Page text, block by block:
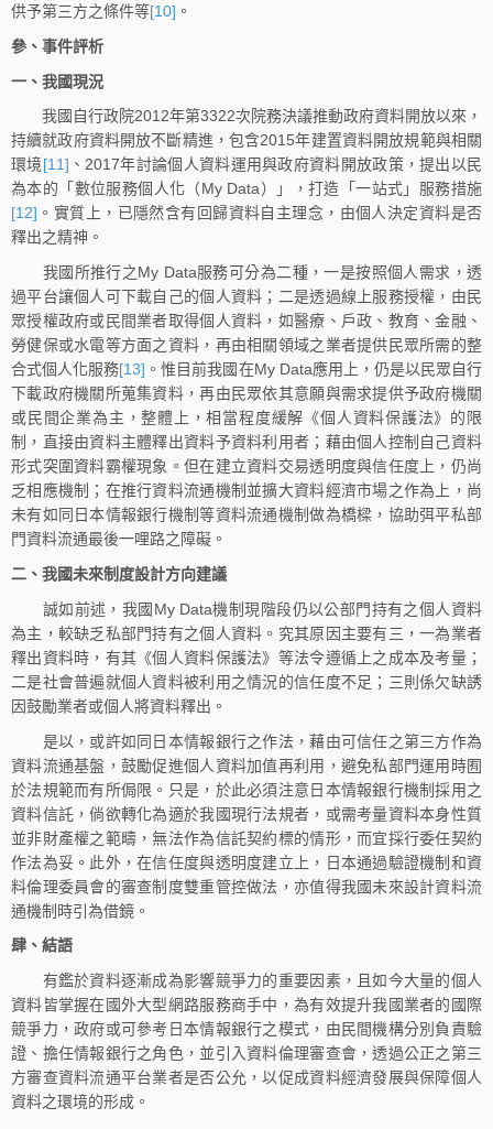
供予第三方之條件等[10] 。
參、事件評析
一、我國現況
我國自行政院2012年第3322次院務決議推動政府資料開放以來，
持續就政府資料開放不斷精進，包含2015年建置資料開放規範與相關
環境[11] 、2017年討論個人資料運用與政府資料開放政策，提出以民
為本的「數位服務個人化（My Data）」，打造「一站式」服務措施
[12] 。實質上，已隱然含有回歸資料自主理念，由個人決定資料是否
釋出之精神。
我國所推行之My Data服務可分為二種，一是按照個人需求，透
過平台讓個人可下載自己的個人資料；二是透過線上服務授權，由民
眾授權政府或民間業者取得個人資料，如醫療、戶政、教育、金融、
勞健保或水電等方面之資料，再由相關領域之業者提供民眾所需的整
合式個人化服務[13] 。惟目前我國在My Data應用上，仍是以民眾自行
下載政府機關所蒐集資料，再由民眾依其意願與需求提供予政府機關
或民間企業為主，整體上，相當程度緩解《個人資料保護法》的限
制，直接由資料主體釋出資料予資料利用者；藉由個人控制自己資料
形式突圍資料霸權現象。但在建立資料交易透明度與信任度上，仍尚
乏相應機制；在推行資料流通機制並擴大資料經濟市場之作為上，尚
未有如同日本情報銀行機制等資料流通機制做為橋樑，協助弭平私部
門資料流通最後一哩路之障礙。
二、我國未來制度設計方向建議
誠如前述，我國My Data機制現階段仍以公部門持有之個人資料
為主，較缺乏私部門持有之個人資料。究其原因主要有三，一為業者
釋出資料時，有其《個人資料保護法》等法令遵循上之成本及考量；
二是社會普遍就個人資料被利用之情況的信任度不足；三則係欠缺誘
因鼓勵業者或個人將資料釋出。
是以，或許如同日本情報銀行之作法，藉由可信任之第三方作為
資料流通基盤，鼓勵促進個人資料加值再利用，避免私部門運用時囿
於法規範而有所侷限。只是，於此必須注意日本情報銀行機制採用之
資料信託，倘欲轉化為適於我國現行法規者，或需考量資料本身性質
並非財產權之範疇，無法作為信託契約標的情形，而宜採行委任契約
作法為妥。此外，在信任度與透明度建立上，日本通過驗證機制和資
料倫理委員會的審查制度雙重管控做法，亦值得我國未來設計資料流
通機制時引為借鏡。
肆、結語
有鑑於資料逐漸成為影響競爭力的重要因素，且如今大量的個人
資料皆掌握在國外大型網路服務商手中，為有效提升我國業者的國際
競爭力，政府或可參考日本情報銀行之模式，由民間機構分別負責驗
證、擔任情報銀行之角色，並引入資料倫理審查會，透過公正之第三
方審查資料流通平台業者是否公允，以促成資料經濟發展與保障個人
資料之環境的形成。